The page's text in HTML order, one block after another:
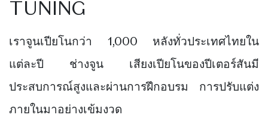
TUNING
เราจูนเปียโนกว่า 1,000 หลังทั่วประเทศไทยใน
แต่ละปี ช่างจูน เสียงเปียโนของปีเตอร์สันมี
ประสบการณ์สูงและผ่านการฝึกอบรม การปรับแต่ง
ภายในมาอย่างเข้มงวด